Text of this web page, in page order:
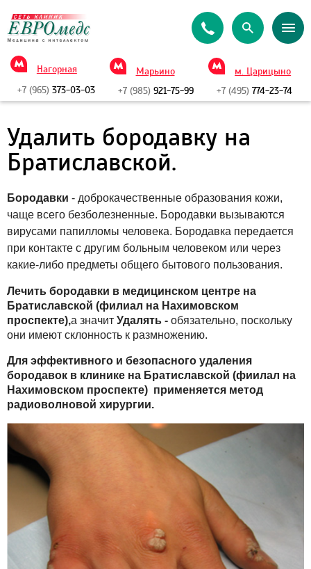
Нагорная
+7 (965) 373-03-03
Марьино
+7 (985)921-75-99
м. Царицыно
+7 (495) 774-23-74
Удалить бородавку на
Братиславской.
Бородавки - доброкачественные образования кожи,
чаще всего безболезненные. Бородавки вызываются
вирусами папилломы человека. Бородавка передается
при контакте с другим больным человеком или через
какие-либо предметы общего бытового пользования.
Лечить бородавки в медицинском центре на
Братиславской (филиал на Нахимовском
проспекте),а значит Удалять - обязательно, поскольку
они имеют склонность к размножению.
Для эффективного и безопасного удаления
бородавок в клинике на Братиславской (фиилал на
Нахимовском проспекте) применяется метод
радиоволновой хирургии.